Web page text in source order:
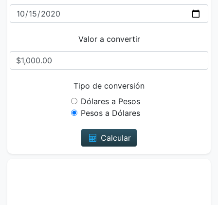
Valor a convertir
Tipo de conversión
Dólares a Pesos
Pesos a Dólares
Calcular